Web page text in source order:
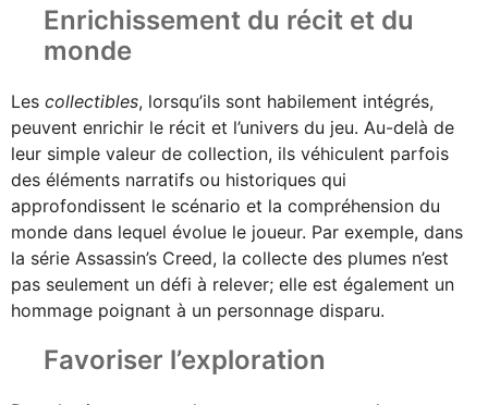
Enrichissement du récit et du
monde
Les collectibles, lorsqu’ils sont habilement intégrés,
peuvent enrichir le récit et l’univers du jeu. Au-delà de
leur simple valeur de collection, ils véhiculent parfois
des éléments narratifs ou historiques qui
approfondissent le scénario et la compréhension du
monde dans lequel évolue le joueur. Par exemple, dans
la série Assassin’s Creed, la collecte des plumes n’est
pas seulement un défi à relever; elle est également un
hommage poignant à un personnage disparu.
Favoriser l’exploration